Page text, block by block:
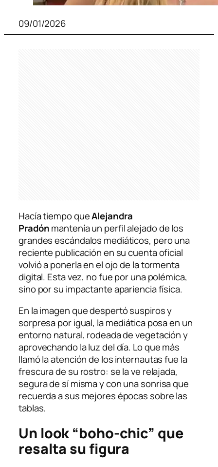
09/01/2026
Hacía tiempo queAlejandra
Pradónmantenía un perfil alejado de los
grandes escándalos mediáticos, pero una
reciente publicación en su cuenta oficial
volvió a ponerla en el ojo de la tormenta
digital. Esta vez, no fue por una polémica,
sino por su impactante apariencia física.
En la imagen que despertó suspiros y
sorpresa por igual, la mediática posa en un
entorno natural, rodeada de vegetación y
aprovechando la luz del día. Lo que más
llamó la atención de los internautas fue la
frescura de su rostro: se la ve relajada,
segura de sí misma y con una sonrisa que
recuerda a sus mejores épocas sobre las
tablas.
Un look “boho-chic” que
resalta su figura